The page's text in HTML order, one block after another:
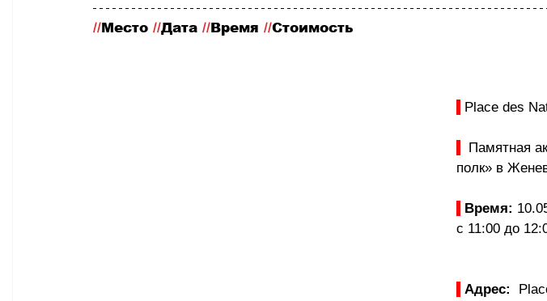
// Место //Дата // Время //Стоимость
Рlace des
Памятная
полк» в
Время:
с 11:00 до
Адрес: